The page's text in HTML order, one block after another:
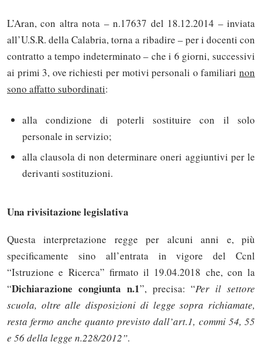
L’Aran, con altra nota – n.17637 del 18.12.2014 – inviata
all’U.S.R. della Calabria, torna a ribadire – per i docenti con
contratto a tempo indeterminato – che i 6 giorni, successivi
ai primi 3, ove richiesti per motivi personali o familiari non
sono affatto subordinati:
alla condizione di poterli sostituire con il solo
personale in servizio;
alla clausola di non determinare oneri aggiuntivi per le
derivanti sostituzioni.
Una rivisitazione legislativa
Questa interpretazione regge per alcuni anni e, più
specificamente sino all’entrata in vigore del Ccnl
“Istruzione e Ricerca” firmato il 19.04.2018 che, con la
“Dichiarazione congiunta n.1”, precisa: “Per il settore
scuola, oltre alle disposizioni di legge sopra richiamate,
resta fermo anche quanto previsto dall’art.1, commi 54, 55
e 56 della legge n.228/2012”.